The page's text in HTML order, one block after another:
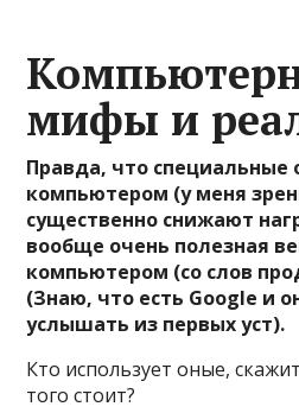
мифы и
Правда, что специальные
компьютером (у меня
существенно снижают
вообще очень полезная
компьютером (со слов
(Знаю, что есть Google и
услышать из первых уст).
Кто использует оные,
того стоит?